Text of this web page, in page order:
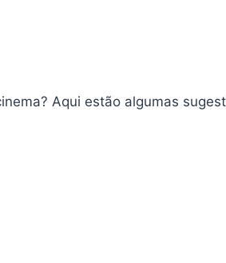
Aqui estão algumas